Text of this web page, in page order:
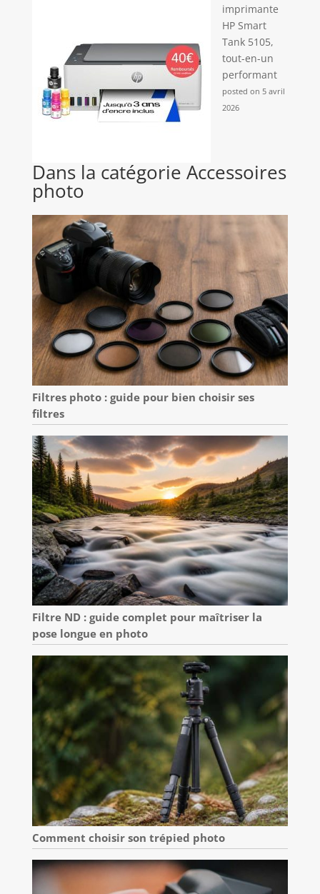
imprimante
HP Smart
Tank 5105,
tout-en-un
performant
posted on 5 avril
2026
Dans la catégorie Accessoires
photo
Filtres photo : guide pour bien choisir ses
filtres
Filtre ND : guide complet pour maîtriser la
pose longue en photo
Comment choisir son trépied photo